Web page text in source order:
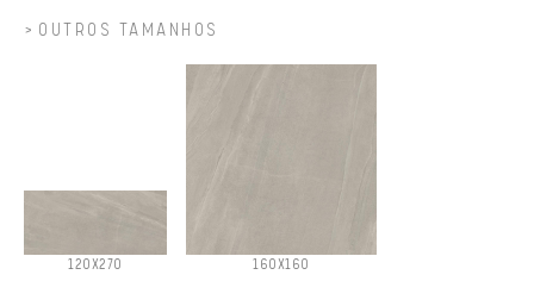
OUTROS TAMANHOS
120X270 160X160